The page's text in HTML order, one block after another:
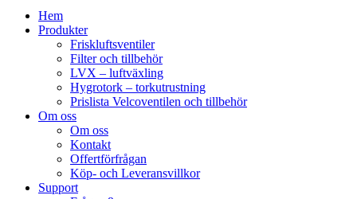
till
innehåll
Hem
Produkter
Friskluftsventiler
Filter och tillbehör
LVX – luftväxling
Hygrotork – torkutrustning
Prislista Velcoventilen och tillbehör
Om oss
Om oss
Kontakt
Offertförfrågan
Köp- och Leveransvillkor
Support